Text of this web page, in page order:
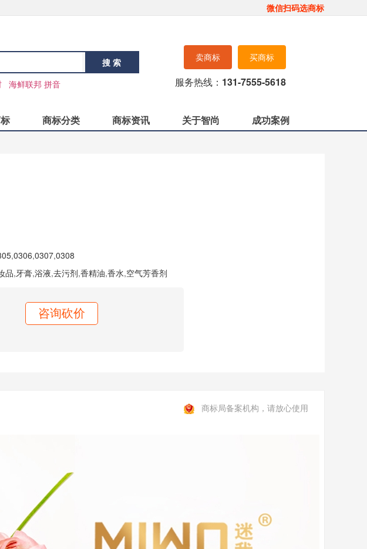
微信扫码选商标
搜 索
海鲜联邦 拼音
买商标
卖商标
服务热线： 131-7555-5618
商标分类 商标资讯 关于智尚 成功案例
,0306,0307,0308
品,牙膏,浴液,去污剂,香精油,香水,空气芳香剂
咨询砍价
商标局备案机构，请放心使用